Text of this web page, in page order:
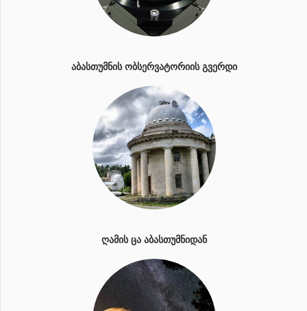
ᲐᲑᲐᲡᲗᲣᲛᲜᲘᲡ ᲝᲑᲡᲔᲠᲕᲐᲢᲝᲠᲘᲘᲡ ᲒᲕᲔᲠᲓᲘ
ᲦᲐᲛᲘᲡ ᲪᲐ ᲐᲑᲐᲡᲗᲣᲛᲜᲘᲓᲐᲜ